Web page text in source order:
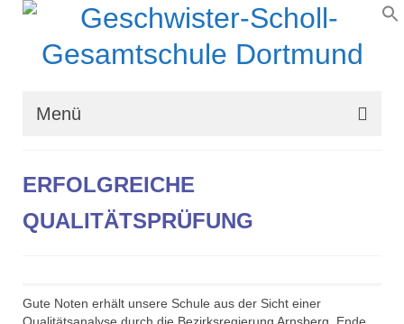
Menü
Organisation
ERFOLGREICHE
QUALITÄTSPRÜFUNG
Gute Noten erhält unsere Schule aus der Sicht einer